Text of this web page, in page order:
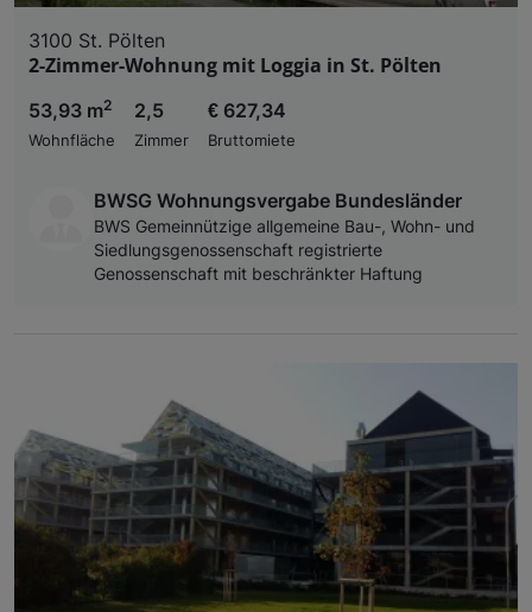
3100 St. Pölten
2-Zimmer-Wohnung mit Loggia in St. Pölten
53,93 m2
Wohnfläche
2,5
Zimmer
€ 627,34
Bruttomiete
BWSG Wohnungsvergabe Bundesländer
BWS Gemeinnützige allgemeine Bau-, Wohn- und
Siedlungsgenossenschaft registrierte
Genossenschaft mit beschränkter Haftung